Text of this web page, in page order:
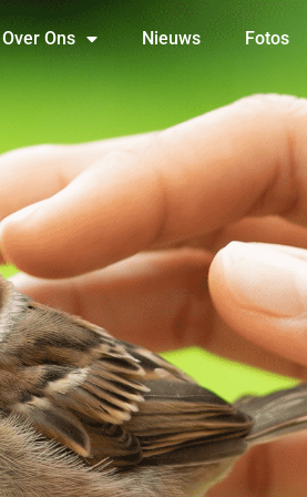
Over Ons Nieuws Fotos